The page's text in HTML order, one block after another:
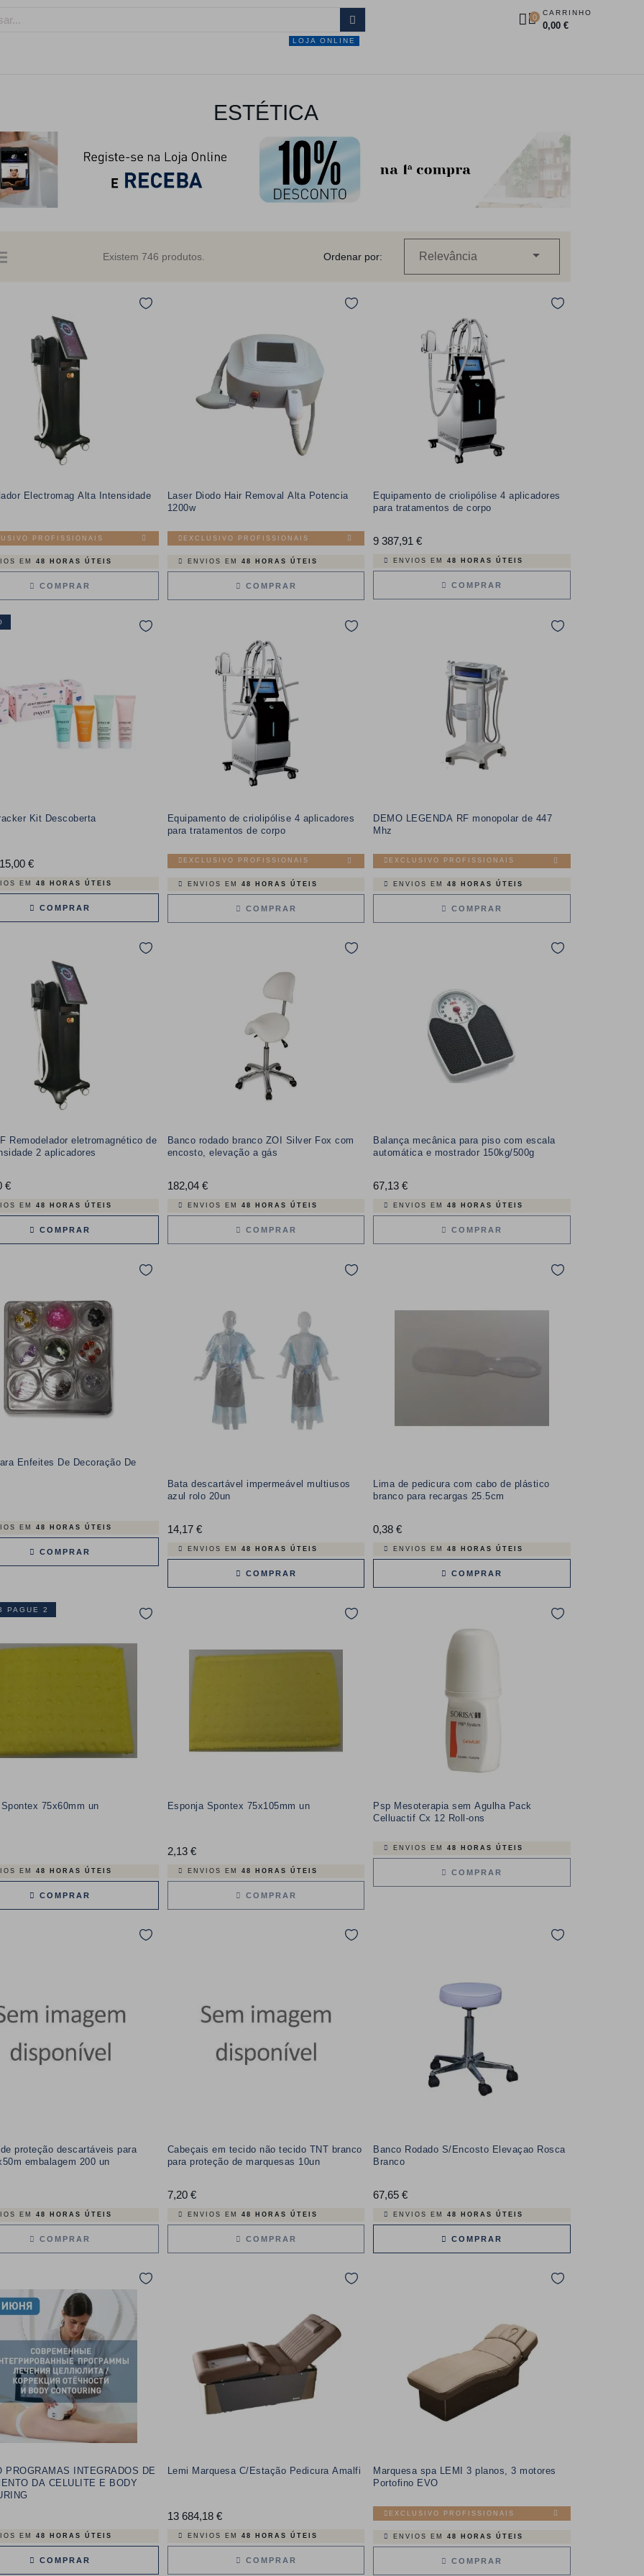
0 CARRINHO
0,00 €
LOJA ONLINE
ESTÉTICA
Existem 746 produtos. Ordenar por: Relevância 
Electromag Alta Intensidade
PROFISSIONAIS
EM 48 HORAS ÚTEIS
COMPRAR
Laser Diodo Hair Removal Alta Potencia
1200w
EXCLUSIVO PROFISSIONAIS
ENVIOS EM 48 HORAS ÚTEIS
COMPRAR
Equipamento de criolipólise 4 aplicadores
para tratamentos de corpo
9 387,91 €Preço
ENVIOS EM48 HORAS ÚTEIS
COMPRAR
Kit Descoberta
15,00 €Preço
EM 48 HORAS ÚTEIS
COMPRAR
Equipamento de criolipólise 4 aplicadores
para tratamentos de corpo
EXCLUSIVO PROFISSIONAIS
ENVIOS EM 48 HORAS ÚTEIS
COMPRAR
DEMO LEGENDA RF monopolar de 447
Mhz
EXCLUSIVO PROFISSIONAIS
ENVIOS EM48 HORAS ÚTEIS
COMPRAR
Remodelador eletromagnético de
2 aplicadores
€Preço
EM 48 HORAS ÚTEIS
COMPRAR
Banco rodado branco ZOI Silver Fox com
encosto, elevação a gás
182,04 €Preço
ENVIOS EM 48 HORAS ÚTEIS
COMPRAR
Balança mecânica para piso com escala
automática e mostrador 150kg/500g
67,13 €Preço
ENVIOS EM48 HORAS ÚTEIS
COMPRAR
Enfeites De Decoração De
EM 48 HORAS ÚTEIS
COMPRAR
Bata descartável impermeável multiusos
azul rolo 20un
14,17 €Preço
ENVIOS EM 48 HORAS ÚTEIS
COMPRAR
Lima de pedicura com cabo de plástico
branco para recargas 25.5cm
0,38 €Preço
ENVIOS EM48 HORAS ÚTEIS
COMPRAR
PAGUE 2
75x60mm un
EM 48 HORAS ÚTEIS
COMPRAR
Esponja Spontex 75x105mm un
2,13 €Preço
ENVIOS EM 48 HORAS ÚTEIS
COMPRAR
Psp Mesoterapia sem Agulha Pack
Celluactif Cx 12 Roll-ons
ENVIOS EM48 HORAS ÚTEIS
COMPRAR
proteção descartáveis para
embalagem 200 un
EM 48 HORAS ÚTEIS
COMPRAR
Cabeçais em tecido não tecido TNT branco
para proteção de marquesas 10un
7,20 €Preço
ENVIOS EM 48 HORAS ÚTEIS
COMPRAR
Banco Rodado S/Encosto Elevaçao Rosca
Branco
67,65 €Preço
ENVIOS EM48 HORAS ÚTEIS
COMPRAR
PROGRAMAS INTEGRADOS DE
DA CELULITE E BODY
EM 48 HORAS ÚTEIS
COMPRAR
Lemi Marquesa C/Estação Pedicura Amalfi
13 684,18 €Preço
ENVIOS EM 48 HORAS ÚTEIS
COMPRAR
Marquesa spa LEMI 3 planos, 3 motores
Portofino EVO
EXCLUSIVO PROFISSIONAIS
ENVIOS EM48 HORAS ÚTEIS
COMPRAR